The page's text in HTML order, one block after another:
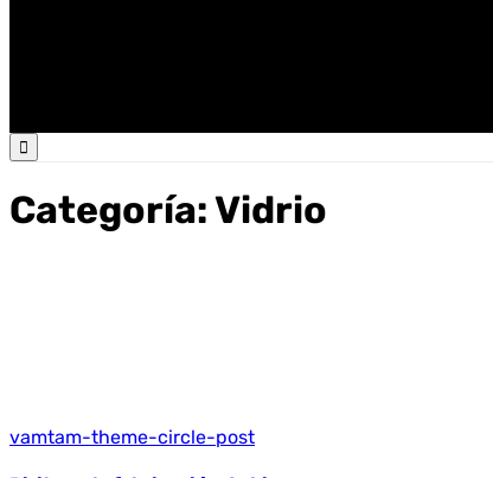

Categoría:Vidrio
vamtam-theme-circle-post